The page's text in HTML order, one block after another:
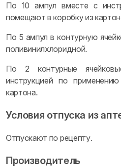
По 10 ампул вместе с
помещают в коробку из
По 5 ампул в контурную
поливинилхлоридной.
По 2 контурные
инструкцией по
картона.
Условия отпуска из
Отпускают по рецепту.
Производитель